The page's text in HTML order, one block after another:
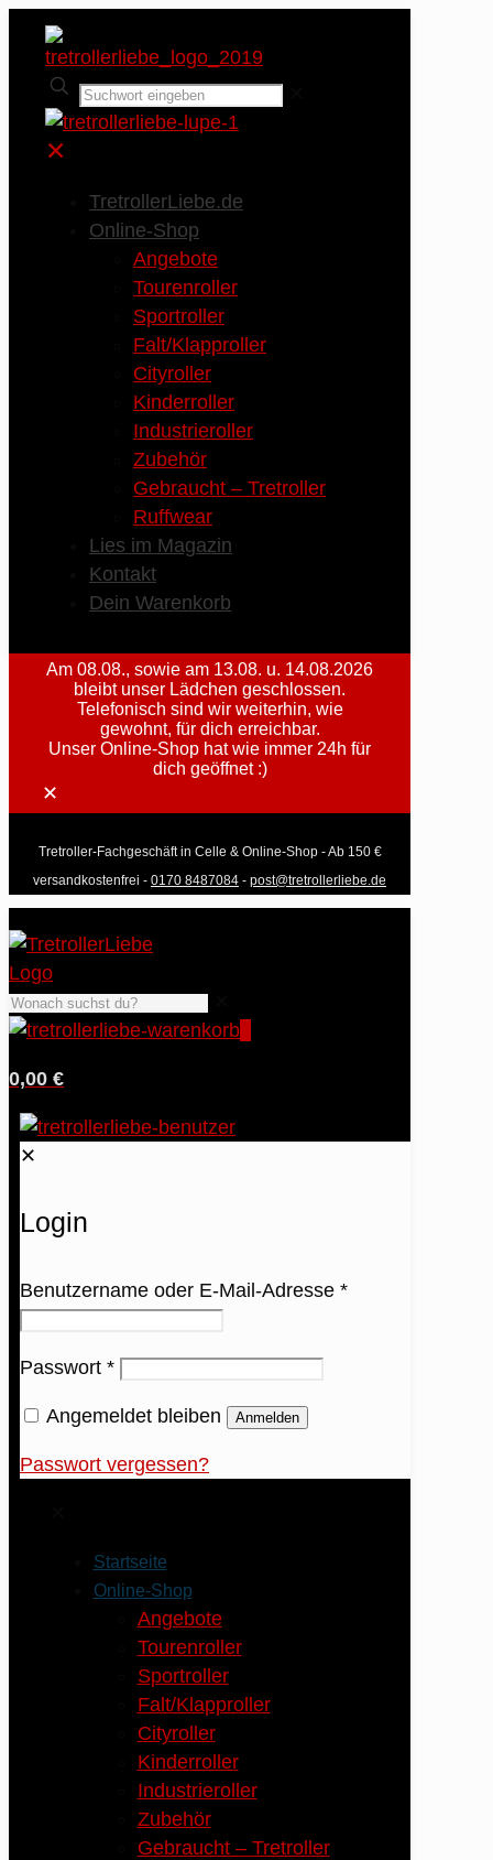
✕
TretrollerLiebe.de
Online-Shop
Angebote
Tourenroller
Sportroller
Falt/Klapproller
Cityroller
Kinderroller
Industrieroller
Zubehör
Gebraucht – Tretroller
Ruffwear
Lies im Magazin
Kontakt
Dein Warenkorb
Am 08.08., sowie am 13.08. u. 14.08.2026
bleibt unser Lädchen geschlossen.
Telefonisch sind wir weiterhin, wie
gewohnt, für dich erreichbar.
Unser Online-Shop hat wie immer 24h für
dich geöffnet :)
✕
Tretroller-Fachgeschäft in Celle & Online-Shop - Ab 150 €
versandkostenfrei - 0170 8487084 - post@tretrollerliebe.de
0,00 €
✕
Login
Benutzername oder E-Mail-Adresse *
Passwort *
Angemeldet bleiben Anmelden
Passwort vergessen?
Startseite
Online-Shop
Angebote
Tourenroller
Sportroller
Falt/Klapproller
Cityroller
Kinderroller
Industrieroller
Zubehör
Gebraucht – Tretroller